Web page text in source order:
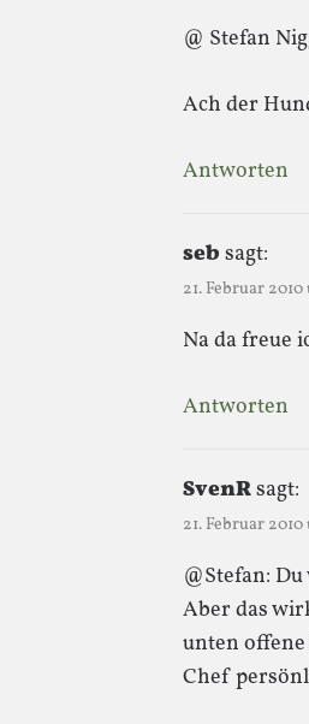
@ Stefan
Ach der
Antworten
seb sagt:
21. Februar 2010
Na da freue
Antworten
SvenRsagt:
21. Februar 2010
@Stefan:
Aber das
unten offene
Chef